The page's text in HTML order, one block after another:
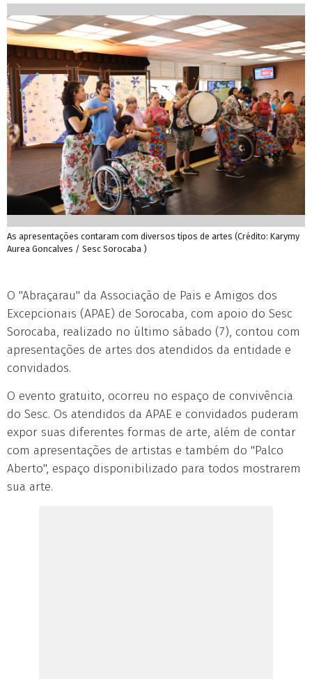
As apresentações contaram com diversos tipos de artes (Crédito: Karymy
Aurea Goncalves / Sesc Sorocaba )
O "Abraçarau" da Associação de Pais e Amigos dos
Excepcionais (APAE) de Sorocaba, com apoio do Sesc
Sorocaba, realizado no último sábado (7), contou com
apresentações de artes dos atendidos da entidade e
convidados.
O evento gratuito, ocorreu no espaço de convivência
do Sesc. Os atendidos da APAE e convidados puderam
expor suas diferentes formas de arte, além de contar
com apresentações de artistas e também do "Palco
Aberto", espaço disponibilizado para todos mostrarem
sua arte.